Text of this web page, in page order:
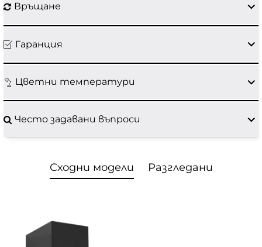
Връщане
Гаранция
Цветни температури
Често задавани въпроси
Сходни модели Разгледани